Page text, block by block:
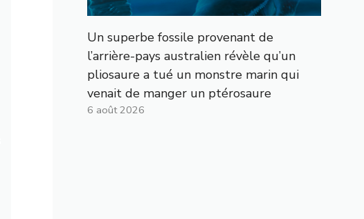
Un superbe fossile provenant de
l’arrière-pays australien révèle qu’un
pliosaure a tué un monstre marin qui
venait de manger un ptérosaure
6 août 2026